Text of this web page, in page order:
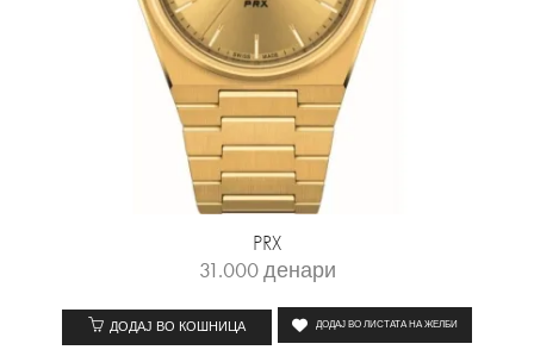
PRX
31.000денари
ДОДАЈ ВО КОШНИЦА ДОДАЈ ВО ЛИСТАТА НА ЖЕЛБИ